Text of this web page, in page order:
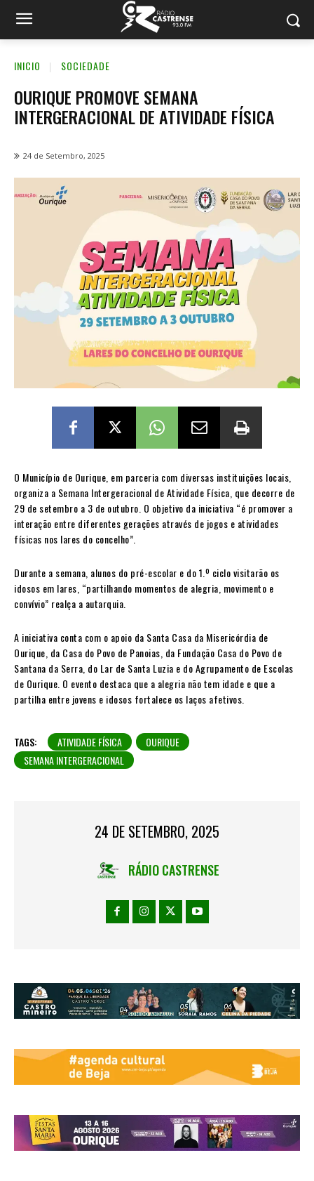
INICIO SOCIEDADE
OURIQUE PROMOVE SEMANA
INTERGERACIONAL DE ATIVIDADE FÍSICA
24 de Setembro, 2025
O Município de Ourique, em parceria com diversas instituições locais,
organiza a Semana Intergeracional de Atividade Física, que decorre de
29 de setembro a 3 de outubro. O objetivo da iniciativa “é promover a
interação entre diferentes gerações através de jogos e atividades
físicas nos lares do concelho”.
Durante a semana, alunos do pré-escolar e do 1.º ciclo visitarão os
idosos em lares, “partilhando momentos de alegria, movimento e
convívio” realça a autarquia.
A iniciativa conta com o apoio da Santa Casa da Misericórdia de
Ourique, da Casa do Povo de Panoias, da Fundação Casa do Povo de
Santana da Serra, do Lar de Santa Luzia e do Agrupamento de Escolas
de Ourique. O evento destaca que a alegria não tem idade e que a
partilha entre jovens e idosos fortalece os laços afetivos.
TAGS: ATIVIDADE FÍSICA
OURIQUE
SEMANA INTERGERACIONAL
24 DE SETEMBRO, 2025
RÁDIO CASTRENSE